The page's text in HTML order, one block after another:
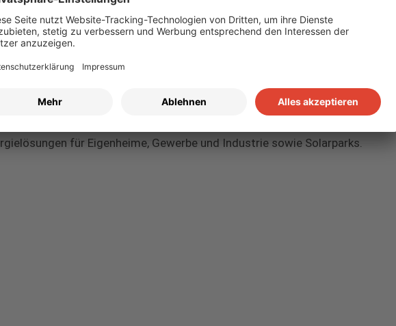
IBC SOLAR
SOLAR ist ein führender Fullservice-Anbieter von Energielösungen und
im Bereich Photovoltaik und Speicher. Das Unternehmen bietet
an und deckt das gesamte Spektrum von der Planung bis zur
für Eigenheime, Gewerbe und Industrie sowie Solarparks.